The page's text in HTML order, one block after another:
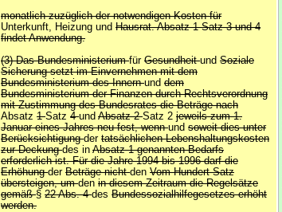
monatlich zuzüglich der notwendigen Kosten für
Unterkunft, Heizung und Hausrat. Absatz 1 Satz 3 und 4
findet Anwendung.
(3) Das Bundesministeriumfür Gesundheitund Soziale
Sicherung setzt im Einvernehmen mit dem
Bundesministerium des Innernund dem
Bundesministerium der Finanzen durch Rechtsverordnung
mit Zustimmung des Bundesrates die Beträge nach
Absatz 1Satz 4und Absatz 2Satz 2 jeweils zum 1.
Januar eines Jahres neu fest, wennund soweit dies unter
Berücksichtigungder tatsächlichen Lebenshaltungskosten
zur Deckungdes in Absatz 1 genannten Bedarfs
erforderlich ist. Für die Jahre 1994 bis 1996 darf die
Erhöhungder Beträge nichtden Vom-Hundert-Satz
übersteigen, umden in diesem Zeitraum die Regelsätze
gemäß§ 22 Abs. 4des Bundessozialhilfegesetzes erhöht
werden.